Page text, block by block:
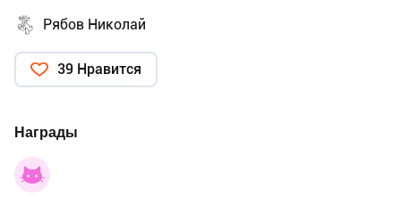
Рябов Николай
39 Нравится
Награды